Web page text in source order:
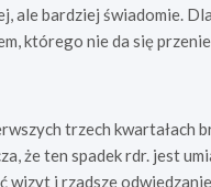
ale bardziej świadomie.
którego nie da się
trzech kwartałach
że ten spadek rdr. jest
wizyt i rzadsze